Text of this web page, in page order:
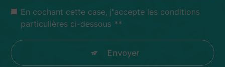
En cochant cette case, j'accepte les conditions
particulières ci-dessous **
Envoyer